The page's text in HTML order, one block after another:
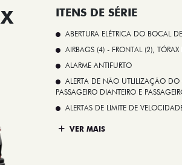
ITENS DE SÉRIE
ABERTURA ELÉTRICA DO BOCAL
AIRBAGS (4) - FRONTAL (2),
ALARME ANTIFURTO
ALERTA DE NÃO UTLILIZAÇÃO
PASSAGEIRO DIANTEIRO E
ALERTAS DE LIMITE DE
VER MAIS